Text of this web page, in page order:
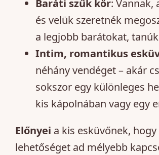
Baráti szűk kör: Vannak,
és velük szeretnék
a legjobb barátokat,
Intim, romantikus
néhány vendéget – akár
sokszor egy különleges
kis kápolnában vagy egy
Előnyei a kis esküvőnek,
lehetőséget ad mélyebb